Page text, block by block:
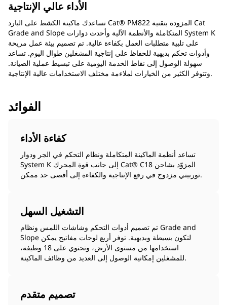
الأداء عالي الإنتاجية
تساعدك ماكينة الكشط على البارد Cat® PM822 المزودة بتقنية Cat
Grade and Slope المتكاملة والأنظمة الآلية وأحدث دوارات System K
على تلبية متطلبات العمل بكفاءة عالية. تم تصميم بيئة عمل مريحة
وأدوات تحكم بديهية للحفاظ على إنتاجية المشغلين طوال اليوم. تساعد
سهولة الوصول إلى نقاط الخدمة اليومية على تبسيط عملية الصيانة.
وتتوفر الكثير من الخيارات لملاءمة مختلف الاستخدامات عالية الإنتاجية.
الفوائد
كفاءة الأداء
تساعد أنظمة الماكينة المتكاملة ونظام التحكم في الجر ودوار
System K إلى جانب قوة المحرك Cat® C18 المزوّد بشاحن
توربيني مزدوج في رفع الإنتاجية والكفاءة إلى أقصى حد ممكن.
التشغيل السهل
تم تصميم أدوات التحكم وشاشات اللمس ونظام Grade and
Slope لتكون بسيطة وبديهية. توفر أربع لوحات مفاتيح يمكن
استخدامها من مستوى الأرض، وتحتوي على 18 وظيفة،
للمشغلين إمكانية الوصول إلى العديد من وظائف الماكينة.
تصميم متقدم